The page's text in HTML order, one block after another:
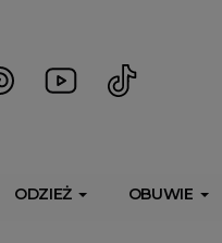
ODZIEŻ OBUWIE